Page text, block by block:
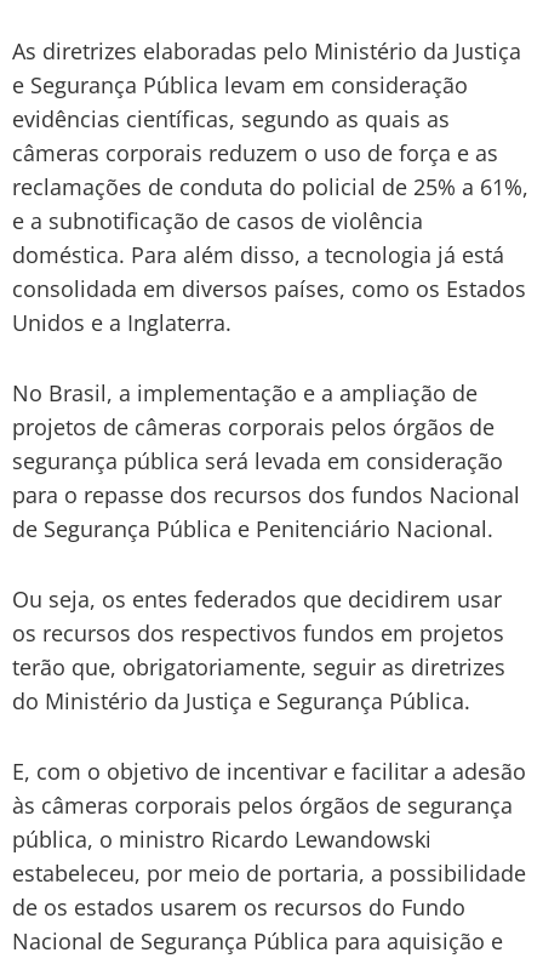
As diretrizes elaboradas pelo Ministério da Justiça
e Segurança Pública levam em consideração
evidências científicas, segundo as quais as
câmeras corporais reduzem o uso de força e as
reclamações de conduta do policial de 25% a 61%,
e a subnotificação de casos de violência
doméstica. Para além disso, a tecnologia já está
consolidada em diversos países, como os Estados
Unidos e a Inglaterra.
No Brasil, a implementação e a ampliação de
projetos de câmeras corporais pelos órgãos de
segurança pública será levada em consideração
para o repasse dos recursos dos fundos Nacional
de Segurança Pública e Penitenciário Nacional.
Ou seja, os entes federados que decidirem usar
os recursos dos respectivos fundos em projetos
terão que, obrigatoriamente, seguir as diretrizes
do Ministério da Justiça e Segurança Pública.
E, com o objetivo de incentivar e facilitar a adesão
às câmeras corporais pelos órgãos de segurança
pública, o ministro Ricardo Lewandowski
estabeleceu, por meio de portaria, a possibilidade
de os estados usarem os recursos do Fundo
Nacional de Segurança Pública para aquisição e